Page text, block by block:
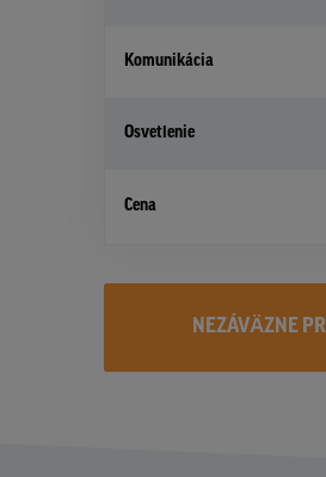
Komunikácia
Osvetlenie
Cena
NEZÁVÄZNE